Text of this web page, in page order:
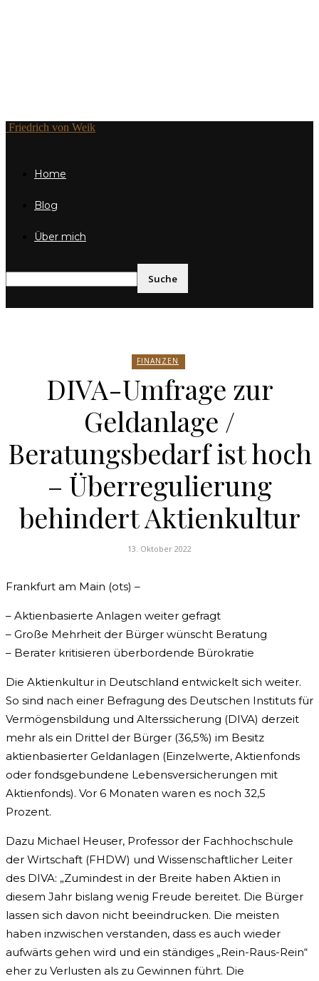
Friedrich von Weik
Home
Blog
Über mich
FINANZEN
DIVA-Umfrage zur
Geldanlage /
Beratungsbedarf ist hoch
– Überregulierung
behindert Aktienkultur
13. Oktober 2022
Frankfurt am Main (ots) –
– Aktienbasierte Anlagen weiter gefragt
– Große Mehrheit der Bürger wünscht Beratung
– Berater kritisieren überbordende Bürokratie
Die Aktienkultur in Deutschland entwickelt sich weiter.
So sind nach einer Befragung des Deutschen Instituts für
Vermögensbildung und Alterssicherung (DIVA) derzeit
mehr als ein Drittel der Bürger (36,5%) im Besitz
aktienbasierter Geldanlagen (Einzelwerte, Aktienfonds
oder fondsgebundene Lebensversicherungen mit
Aktienfonds). Vor 6 Monaten waren es noch 32,5
Prozent.
Dazu Michael Heuser, Professor der Fachhochschule
der Wirtschaft (FHDW) und Wissenschaftlicher Leiter
des DIVA: „Zumindest in der Breite haben Aktien in
diesem Jahr bislang wenig Freude bereitet. Die Bürger
lassen sich davon nicht beeindrucken. Die meisten
haben inzwischen verstanden, dass es auch wieder
aufwärts gehen wird und ein ständiges „Rein-Raus-Rein“
eher zu Verlusten als zu Gewinnen führt. Die